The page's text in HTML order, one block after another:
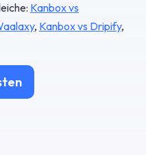
Kanbox vs
, Kanbox vs Dripify,